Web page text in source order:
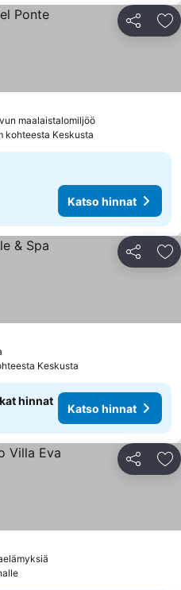
Jaa
maalaistalomiljöö
kohteesta Keskusta
Katso hinnat
Jaa
Keskusta
hinnat
Katso hinnat
Jaa